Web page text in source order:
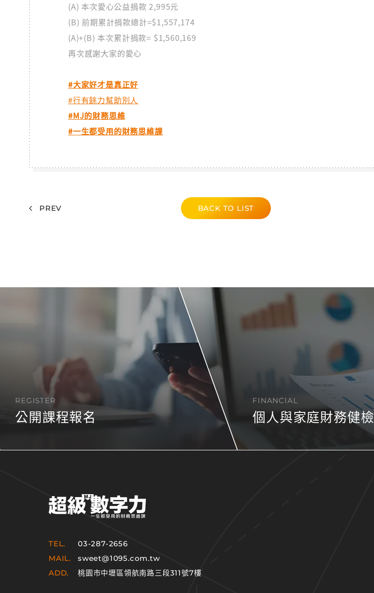
(A) 本次愛心公益捐款 2,995元
(B) 前期累計捐款總計=$1,557,174
(A)+(B) 本次累計捐款= $1,560,169
再次感謝大家的愛心
#大家好才是真正好
#行有餘力幫助別人
#MJ的財務思維
#一生都受用的財務思維課
PREV BACK TO LIST
REGISTER
公開課程報名
FINANCIAL
個人與家庭財務健檢
TEL.
03-287-2656
MAIL.
sweet@1095.com.tw
ADD.
桃園市中壢區領航南路三段311號7樓